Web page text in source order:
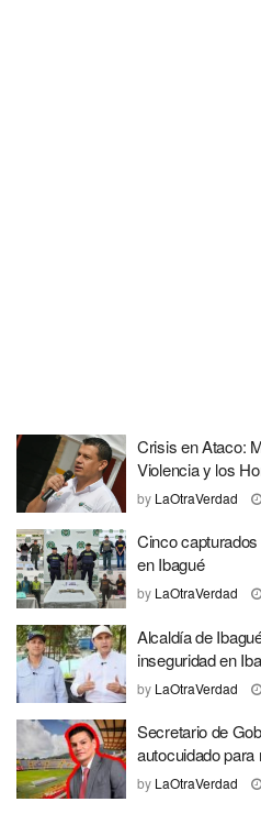
Crisis en Ataco:
Violencia y los
by LaOtraVerdad
Cinco
en Ibagué
by LaOtraVerdad
Alcaldía de
inseguridad en
by LaOtraVerdad
Secretario de
autocuidado para
by LaOtraVerdad